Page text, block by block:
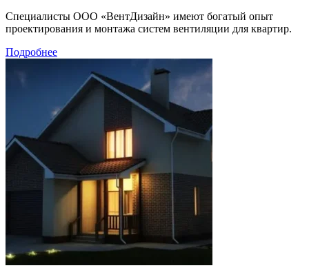
Специалисты ООО «ВентДизайн» имеют богатый опыт
проектирования и монтажа систем вентиляции для квартир.
Подробнее